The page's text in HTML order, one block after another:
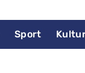
Sport